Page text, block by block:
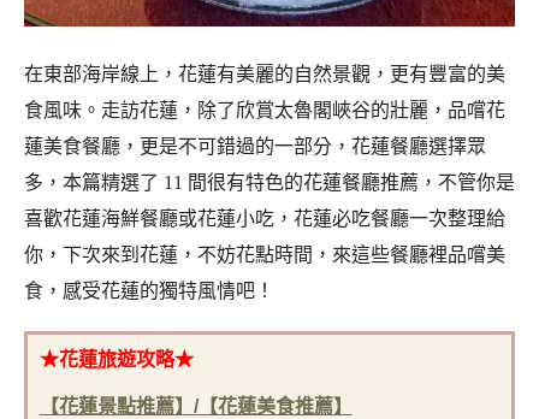
在東部海岸線上，花蓮有美麗的自然景觀，更有豐富的美
食風味。走訪花蓮，除了欣賞太魯閣峽谷的壯麗，品嚐花
蓮美食餐廳，更是不可錯過的一部分，花蓮餐廳選擇眾
多，本篇精選了 11 間很有特色的花蓮餐廳推薦，不管你是
喜歡花蓮海鮮餐廳或花蓮小吃，花蓮必吃餐廳一次整理給
你，下次來到花蓮，不妨花點時間，來這些餐廳裡品嚐美
食，感受花蓮的獨特風情吧！
★花蓮旅遊攻略★
【花蓮景點推薦】/【花蓮美食推薦】